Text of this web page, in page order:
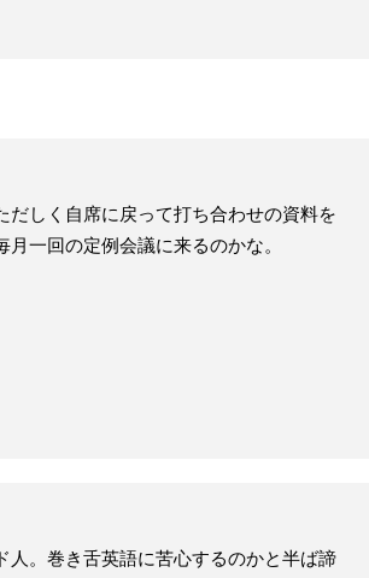
しく自席に戻って打ち合わせの資料を
一回の定例会議に来るのかな。
。巻き舌英語に苦心するのかと半ば諦